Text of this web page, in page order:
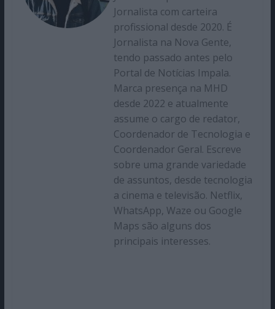
Jornalista com carteira
profissional desde 2020. É
Jornalista na Nova Gente,
tendo passado antes pelo
Portal de Notícias Impala.
Marca presença na MHD
desde 2022 e atualmente
assume o cargo de redator,
Coordenador de Tecnologia e
Coordenador Geral. Escreve
sobre uma grande variedade
de assuntos, desde tecnologia
a cinema e televisão. Netflix,
WhatsApp, Waze ou Google
Maps são alguns dos
principais interesses.